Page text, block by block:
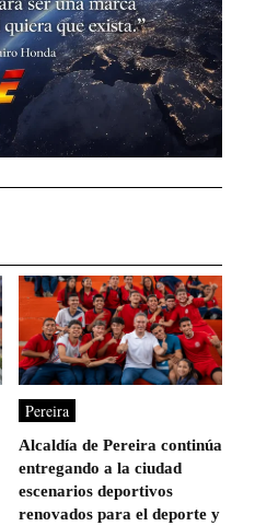
Pereira
Alcaldía de Pereira continúa
entregando a la ciudad
escenarios deportivos
renovados para el deporte y